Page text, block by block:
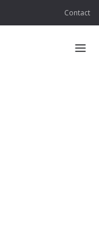
Contact